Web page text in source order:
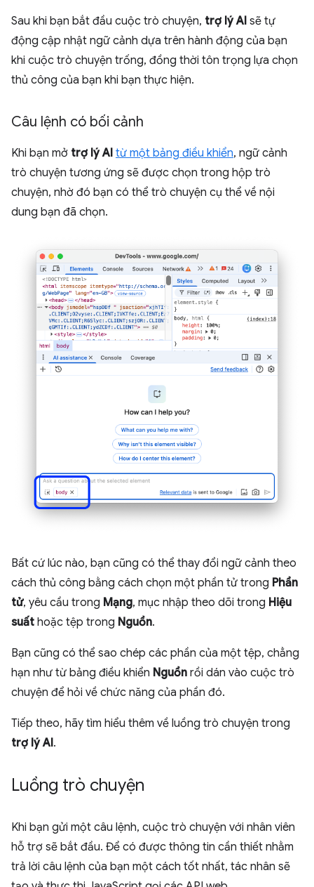
Sau khi bạn bắt đầu cuộc trò chuyện, trợ lý AI sẽ tự
động cập nhật ngữ cảnh dựa trên hành động của bạn
khi cuộc trò chuyện trống, đồng thời tôn trọng lựa chọn
thủ công của bạn khi bạn thực hiện.
Câu lệnh có bối cảnh
Khi bạn mở trợ lý AI từ một bảng điều khiển, ngữ cảnh
trò chuyện tương ứng sẽ được chọn trong hộp trò
chuyện, nhờ đó bạn có thể trò chuyện cụ thể về nội
dung bạn đã chọn.
Bất cứ lúc nào, bạn cũng có thể thay đổi ngữ cảnh theo
cách thủ công bằng cách chọn một phần tử trong Phần
tử, yêu cầu trong Mạng, mục nhập theo dõi trong Hiệu
suất hoặc tệp trong Nguồn.
Bạn cũng có thể sao chép các phần của một tệp, chẳng
hạn như từ bảng điều khiển Nguồn rồi dán vào cuộc trò
chuyện để hỏi về chức năng của phần đó.
Tiếp theo, hãy tìm hiểu thêm về luồng trò chuyện trong
trợ lý AI.
Luồng trò chuyện
Khi bạn gửi một câu lệnh, cuộc trò chuyện với nhân viên
hỗ trợ sẽ bắt đầu. Để có được thông tin cần thiết nhằm
trả lời câu lệnh của bạn một cách tốt nhất, tác nhân sẽ